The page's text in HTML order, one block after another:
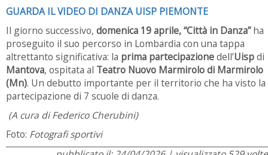
GUARDA IL VIDEO DI DANZA UISP PIEMONTE
Il giorno successivo, domenica 19 aprile, “Città in Danza”ha
proseguito il suo percorso in Lombardia con una tappa
altrettanto significativa: la prima partecipazionedell’Uispdi
Mantova, ospitata al Teatro Nuovo Marmirolo di Marmirolo
(Mn). Un debutto importante per il territorio che ha visto la
partecipazione di 7 scuole di danza.
(A cura di Federico Cherubini)
Foto: Fotografi sportivi